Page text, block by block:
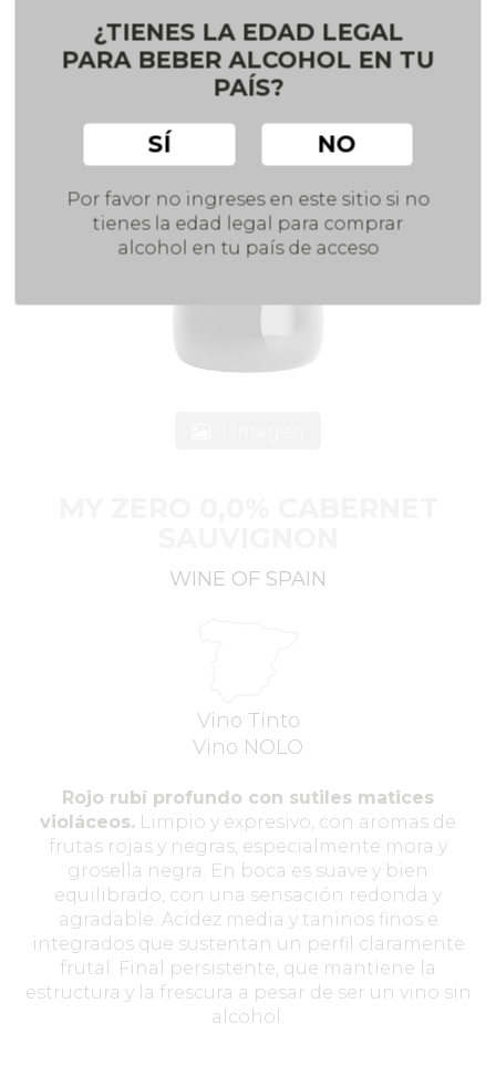
WINE OF SPAIN
Vino Tinto
Vino NOLO
Rojo rubí profundo con sutiles matices
violáceos. Limpio y expresivo, con aromas de
frutas rojas y negras, especialmente mora y
grosella negra. En boca es suave y bien
equilibrado, con una sensación redonda y
agradable. Acidez media y taninos finos e
integrados que sustentan un perfil claramente
frutal. Final persistente, que mantiene la
estructura y la frescura a pesar de ser un vino sin
alcohol.
¿TIENES LA EDAD LEGAL
PARA BEBER ALCOHOL EN TU
PAÍS?
SÍ NO
Por favor no ingreses en este sitio si no
tienes la edad legal para comprar
alcohol en tu país de acceso